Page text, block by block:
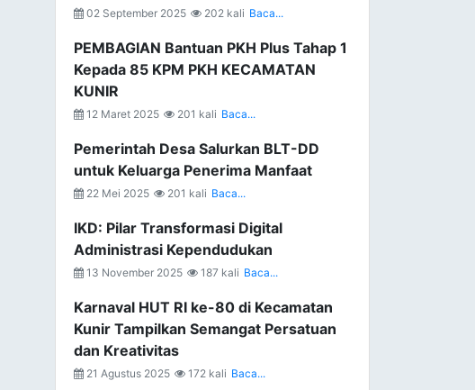
02 September 2025 202 kali Baca...
PEMBAGIAN Bantuan PKH Plus Tahap 1
Kepada 85 KPM PKH KECAMATAN
KUNIR
12 Maret 2025 201 kali Baca...
Pemerintah Desa Salurkan BLT-DD
untuk Keluarga Penerima Manfaat
22 Mei 2025 201 kali Baca...
IKD: Pilar Transformasi Digital
Administrasi Kependudukan
13 November 2025 187 kali Baca...
Karnaval HUT RI ke-80 di Kecamatan
Kunir Tampilkan Semangat Persatuan
dan Kreativitas
21 Agustus 2025 172 kali Baca...